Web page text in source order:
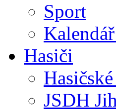
Sport
Hasiči
JSDH